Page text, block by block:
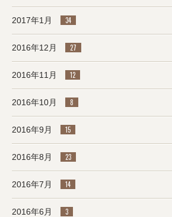
2017年1月 34
2016年12月 27
2016年11月 12
2016年10月 8
2016年9月 15
2016年8月 23
2016年7月 14
2016年6月 3